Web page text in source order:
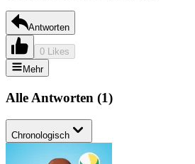
Antworten
0 Likes
Mehr
Alle Antworten (1)
Chronologisch